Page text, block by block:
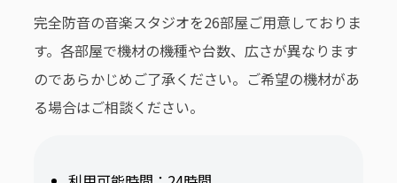
完全防音の音楽スタジオを26部屋ご用意しておりま
す。各部屋で機材の機種や台数、広さが異なります
のであらかじめご了承ください。ご希望の機材があ
る場合はご相談ください。